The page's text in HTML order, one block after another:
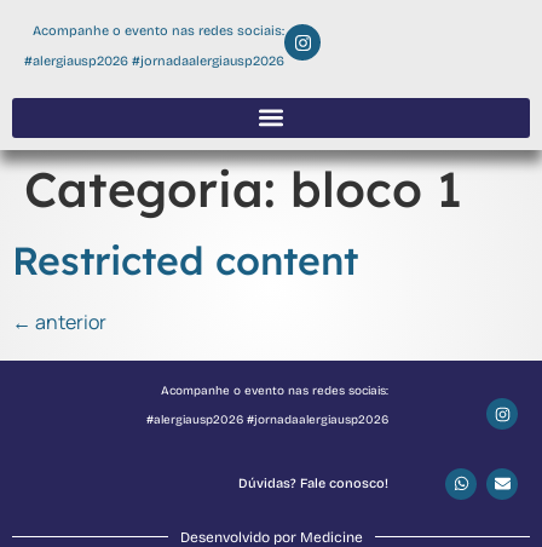
Acompanhe o evento nas redes sociais:
#alergiausp2026 #jornadaalergiausp2026
Categoria:bloco 1
Restricted content
← anterior
Acompanhe o evento nas redes sociais:
#alergiausp2026 #jornadaalergiausp2026
Dúvidas? Fale conosco!
Desenvolvido por Medicine